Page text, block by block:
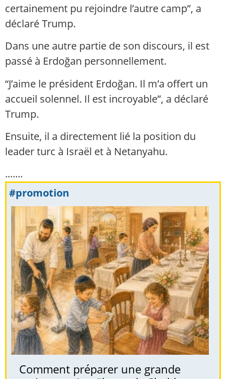
certainement pu rejoindre l’autre camp”, a
déclaré Trump.
Dans une autre partie de son discours, il est
passé à Erdoğan personnellement.
“J’aime le président Erdoğan. Il m’a offert un
accueil solennel. Il est incroyable”, a déclaré
Trump.
Ensuite, il a directement lié la position du
leader turc à Israël et à Netanyahu.
.......
#promotion
Comment préparer une grande